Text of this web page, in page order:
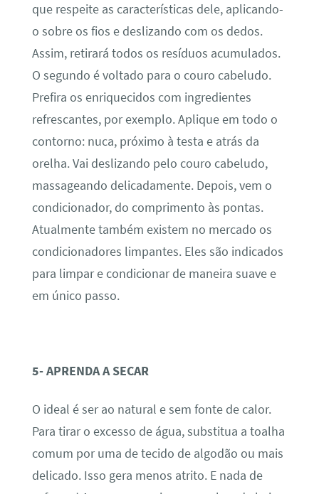
que respeite as características dele, aplicando-
o sobre os fios e deslizando com os dedos.
Assim, retirará todos os resíduos acumulados.
O segundo é voltado para o couro cabeludo.
Prefira os enriquecidos com ingredientes
refrescantes, por exemplo. Aplique em todo o
contorno: nuca, próximo à testa e atrás da
orelha. Vai deslizando pelo couro cabeludo,
massageando delicadamente. Depois, vem o
condicionador, do comprimento às pontas.
Atualmente também existem no mercado os
condicionadores limpantes. Eles são indicados
para limpar e condicionar de maneira suave e
em único passo.
5- APRENDA A SECAR
O ideal é ser ao natural e sem fonte de calor.
Para tirar o excesso de água, substitua a toalha
comum por uma de tecido de algodão ou mais
delicado. Isso gera menos atrito. E nada de